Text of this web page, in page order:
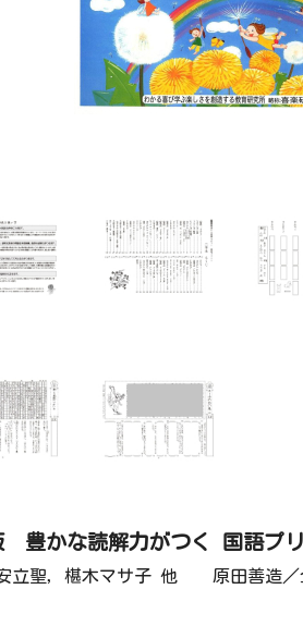
豊かな読解力がつく 国語プ
立聖，椹木マサ子 他 原田善造／